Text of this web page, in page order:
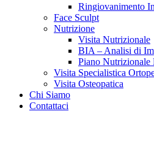
Ringiovanimento
Face Sculpt
Nutrizione
Visita Nutrizionale
BIA – Analisi di
Piano Nutrizionale
Visita Specialistica
Visita Osteopatica
Chi Siamo
Contattaci